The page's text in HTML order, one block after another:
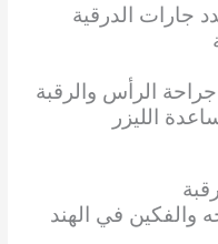
جارات الدرقية
جراحة الرأس والرقبة
الليزر
والفكين في الهند